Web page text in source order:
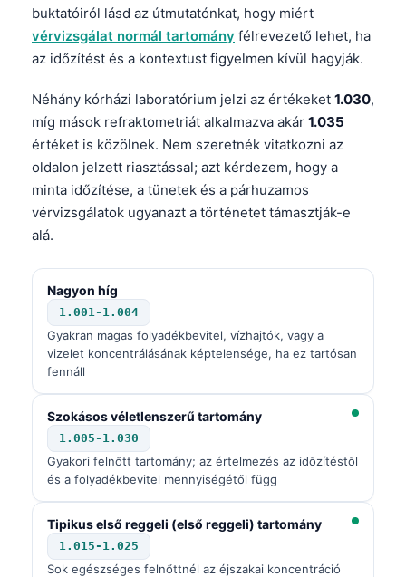
buktatóiról lásd az útmutatónkat, hogy miért
vérvizsgálat normál tartomány félrevezető lehet, ha
az időzítést és a kontextust figyelmen kívül hagyják.
Néhány kórházi laboratórium jelzi az értékeket 1.030,
míg mások refraktometriát alkalmazva akár 1.035
értéket is közölnek. Nem szeretnék vitatkozni az
oldalon jelzett riasztással; azt kérdezem, hogy a
minta időzítése, a tünetek és a párhuzamos
vérvizsgálatok ugyanazt a történetet támasztják-e
alá.
Nagyon híg
1.001-1.004
Gyakran magas folyadékbevitel, vízhajtók, vagy a
vizelet koncentrálásának képtelensége, ha ez tartósan
fennáll
Szokásos véletlenszerű tartomány
1.005-1.030
Gyakori felnőtt tartomány; az értelmezés az időzítéstől
és a folyadékbevitel mennyiségétől függ
Tipikus első reggeli (első reggeli) tartomány
1.015-1.025
Sok egészséges felnőttnél az éjszakai koncentráció